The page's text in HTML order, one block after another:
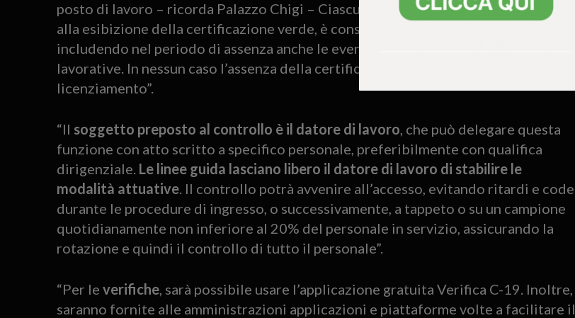
posto di lavoro – ricorda Palazzo Chigi – Ciascun giorno di mancato servizio, fino
alla esibizione della certificazione verde, è considerato assenza ingiustificata,
includendo nel periodo di assenza anche le eventuali giornate festive o non
lavorative. In nessun caso l’assenza della certificazione verde comporta il
licenziamento”.
“Il soggetto preposto al controllo è il datore di lavoro , che può delegare questa
funzione con atto scritto a specifico personale, preferibilmente con qualifica
dirigenziale. Le linee guida lasciano libero il datore di lavoro di stabilire le
modalità attuative. Il controllo potrà avvenire all’accesso, evitando ritardi e code
durante le procedure di ingresso, o successivamente, a tappeto o su un campione
quotidianamente non inferiore al 20% del personale in servizio, assicurando la
rotazione e quindi il controllo di tutto il personale”.
“Per le verifiche, sarà possibile usare l’applicazione gratuita Verifica C-19. Inoltre,
saranno fornite alle amministrazioni applicazioni e piattaforme volte a facilitare il